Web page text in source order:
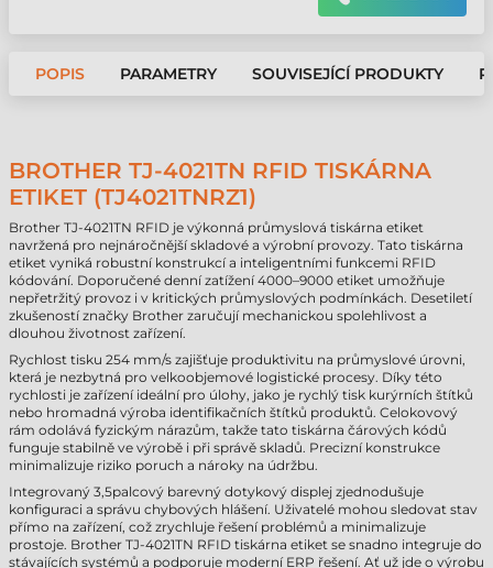
POPIS PARAMETRY SOUVISEJÍCÍ PRODUKTY
BROTHER TJ-4021TN RFID TISKÁRNA
ETIKET (TJ4021TNRZ1)
Brother TJ-4021TN RFID je výkonná průmyslová tiskárna etiket
navržená pro nejnáročnější skladové a výrobní provozy. Tato tiskárna
etiket vyniká robustní konstrukcí a inteligentními funkcemi RFID
kódování. Doporučené denní zatížení 4000–9000 etiket umožňuje
nepřetržitý provoz i v kritických průmyslových podmínkách. Desetiletí
zkušeností značky Brother zaručují mechanickou spolehlivost a
dlouhou životnost zařízení.
Rychlost tisku 254 mm/s zajišťuje produktivitu na průmyslové úrovni,
která je nezbytná pro velkoobjemové logistické procesy. Díky této
rychlosti je zařízení ideální pro úlohy, jako je rychlý tisk kurýrních štítků
nebo hromadná výroba identifikačních štítků produktů. Celokovový
rám odolává fyzickým nárazům, takže tato tiskárna čárových kódů
funguje stabilně ve výrobě i při správě skladů. Precizní konstrukce
minimalizuje riziko poruch a nároky na údržbu.
Integrovaný 3,5palcový barevný dotykový displej zjednodušuje
konfiguraci a správu chybových hlášení. Uživatelé mohou sledovat stav
přímo na zařízení, což zrychluje řešení problémů a minimalizuje
prostoje. Brother TJ-4021TN RFID tiskárna etiket se snadno integruje do
stávajících systémů a podporuje moderní ERP řešení. Ať už jde o výrobu